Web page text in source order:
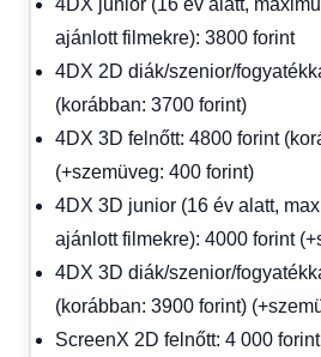
ajánlott filmekre): 3800 forint
4DX 2D diák/szenior/
(korábban: 3700 forint)
4DX 3D felnőtt: 4800 forint
(+szemüveg: 400 forint)
4DX 3D junior (16 év alatt,
ajánlott filmekre): 4000 forint
4DX 3D diák/szenior/
(korábban: 3900 forint)
ScreenX 2D felnőtt: 4 000